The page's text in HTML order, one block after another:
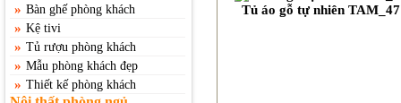
» Bàn ghế phòng khách
» Kệ tivi
» Tủ rượu phòng khách
» Mẫu phòng khách đẹp
» Thiết kế phòng khách
Tủ áo gỗ tự nhiên TAM_47